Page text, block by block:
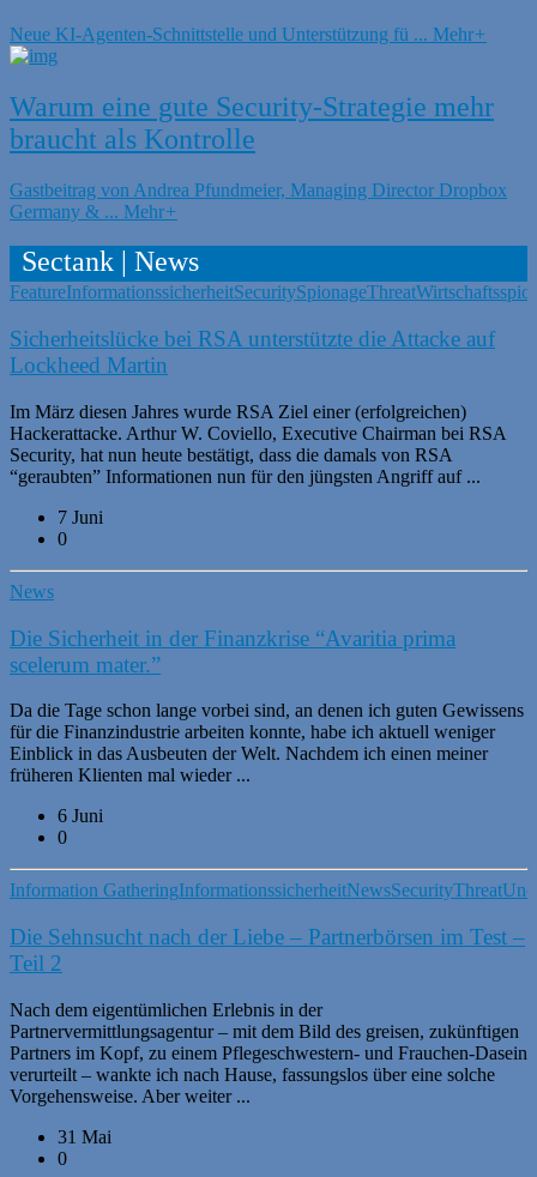
Neue KI-Agenten-Schnittstelle und Unterstützung fü ... Mehr+
Warum eine gute Security-Strategie mehr
braucht als Kontrolle
Gastbeitrag von Andrea Pfundmeier, Managing Director Dropbox
Germany & ... Mehr+
Sectank | News
FeatureInformationssicherheitSecuritySpionageThreat
Sicherheitslücke bei RSA unterstützte die Attacke auf
Lockheed Martin
Im März diesen Jahres wurde RSA Ziel einer (erfolgreichen)
Hackerattacke. Arthur W. Coviello, Executive Chairman bei RSA
Security, hat nun heute bestätigt, dass die damals von RSA
“geraubten” Informationen nun für den jüngsten Angriff auf ...
7 Juni
0
News
Die Sicherheit in der Finanzkrise “Avaritia prima
scelerum mater.”
Da die Tage schon lange vorbei sind, an denen ich guten Gewissens
für die Finanzindustrie arbeiten konnte, habe ich aktuell weniger
Einblick in das Ausbeuten der Welt. Nachdem ich einen meiner
früheren Klienten mal wieder ...
6 Juni
0
Information GatheringInformationssicherheitNewsSecurityThreat
Die Sehnsucht nach der Liebe – Partnerbörsen im Test –
Teil 2
Nach dem eigentümlichen Erlebnis in der
Partnervermittlungsagentur – mit dem Bild des greisen, zukünftigen
Partners im Kopf, zu einem Pflegeschwestern- und Frauchen-Dasein
verurteilt – wankte ich nach Hause, fassungslos über eine solche
Vorgehensweise. Aber weiter ...
31 Mai
0